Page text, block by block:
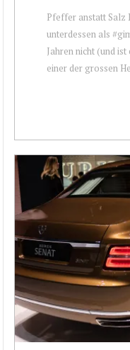
Pfeffer anstatt
unterdessen als
Jahren nicht (und
einer der grossen